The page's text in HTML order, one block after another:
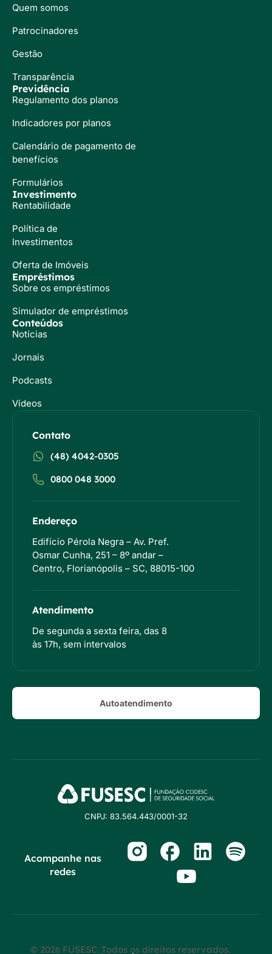
Quem somos
Patrocinadores
Gestão
Transparência
Previdência
Regulamento dos planos
Indicadores por planos
Calendário de pagamento de
benefícios
Formulários
Investimento
Rentabilidade
Política de
Investimentos
Oferta de Imóveis
Empréstimos
Sobre os empréstimos
Simulador de empréstimos
Conteúdos
Notícias
Jornais
Podcasts
Vídeos
Contato
(48) 4042-0305
0800 048 3000
Endereço
Edifício Pérola Negra – Av. Pref.
Osmar Cunha, 251 – 8º andar –
Centro, Florianópolis – SC, 88015-100
Atendimento
De segunda a sexta feira, das 8
às 17h, sem intervalos
Autoatendimento
CNPJ: 83.564.443/0001-32
Acompanhe nas
redes
© 2026 FUSESC. Todos os direitos reservados.